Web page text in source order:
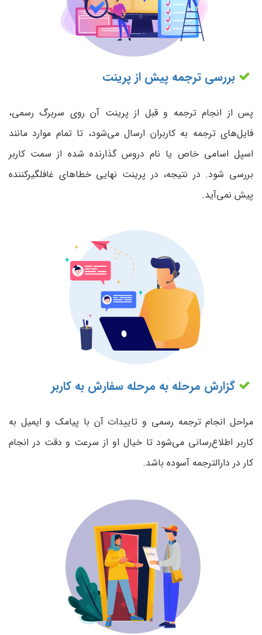
بررسی ترجمه پیش از پرینت
پس از انجام ترجمه و قبل از پرینت آن روی سربرگ رسمی،
فایل‌های ترجمه به کاربران ارسال می‌شود، تا تمام موارد مانند
اسپل اسامی خاص یا نام دروس گذارنده شده از سمت کاربر
بررسی شود. در نتیجه، در پرینت نهایی خطاهای غافلگیرکننده
پیش نمی‌آید.
گزارش مرحله به مرحله سفارش به کاربر
مراحل انجام ترجمه رسمی و تاییدات آن با پیامک و ایمیل به
کاربر اطلاع‌رسانی می‌شود تا خیال او از سرعت و دقت در انجام
کار در دارالترجمه آسوده باشد.